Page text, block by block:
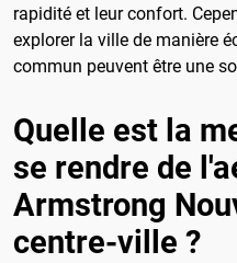
rapidité et leur confort.
explorer la ville de manière
commun peuvent être une
Quelle est la
se rendre de
Armstrong
centre-ville ?